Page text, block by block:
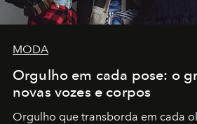
MODA
Orgulho em cada pose: o
novas vozes e corpos
Orgulho que transborda em cada